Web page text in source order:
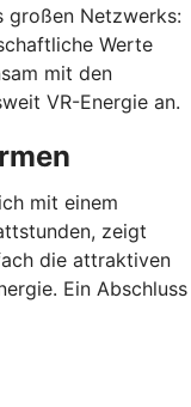
großen Netzwerks:
Werte
mit den
VR-Energie an.
mit einem
zeigt
die attraktiven
Ein Abschluss